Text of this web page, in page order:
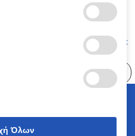
Κώδικας Δεοντολογίας
all rights reserved
Όλων